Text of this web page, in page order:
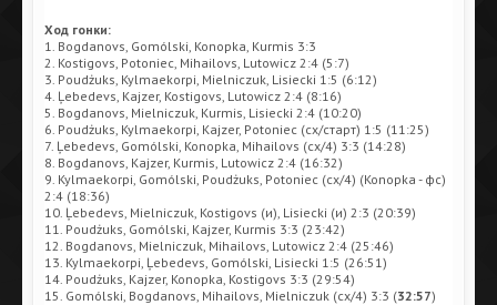
Ход гонки:
1. Bogdanovs, Gomólski, Konopka, Kurmis 3:3
2. Kostigovs, Potoniec, Mihailovs, Lutowicz 2:4 (5:7)
3. Poudżuks, Kylmaekorpi, Mielniczuk, Lisiecki 1:5 (6:12)
4. Ļebedevs, Kajzer, Kostigovs, Lutowicz 2:4 (8:16)
5. Bogdanovs, Mielniczuk, Kurmis, Lisiecki 2:4 (10:20)
6. Poudżuks, Kylmaekorpi, Kajzer, Potoniec (сх/старт) 1:5 (11:25)
7. Ļebedevs, Gomólski, Konopka, Mihailovs (сх/4) 3:3 (14:28)
8. Bogdanovs, Kajzer, Kurmis, Lutowicz 2:4 (16:32)
9. Kylmaekorpi, Gomólski, Poudżuks, Potoniec (сх/4) (Konopka - фс)
2:4 (18:36)
10. Ļebedevs, Mielniczuk, Kostigovs (и), Lisiecki (и) 2:3 (20:39)
11. Poudżuks, Gomólski, Kajzer, Kurmis 3:3 (23:42)
12. Bogdanovs, Mielniczuk, Mihailovs, Lutowicz 2:4 (25:46)
13. Kylmaekorpi, Ļebedevs, Gomólski, Lisiecki 1:5 (26:51)
14. Poudżuks, Kajzer, Konopka, Kostigovs 3:3 (29:54)
15. Gomólski, Bogdanovs, Mihailovs, Mielniczuk (сх/4) 3:3 (32:57)